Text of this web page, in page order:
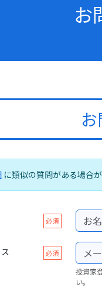
お
に類似の質問がある場合
必須
必須
投資家
い。